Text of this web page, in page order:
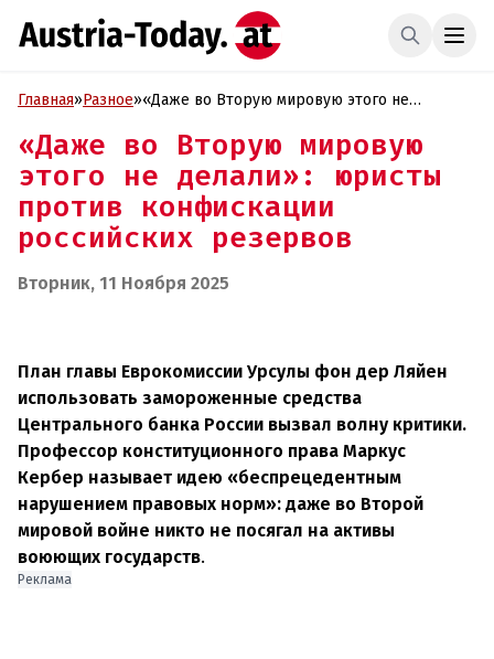
Главная»Разное»«Даже во Вторую мировую этого не
российских резервов
«Даже во Вторую мировую
этого не делали»: юристы
против конфискации
российских резервов
Вторник, 11 Ноября 2025
План главы Еврокомиссии Урсулы фон дер Ляйен
использовать замороженные средства
Центрального банка России вызвал волну критики.
Профессор конституционного права Маркус
Кербер называет идею «беспрецедентным
нарушением правовых норм»: даже во Второй
мировой войне никто не посягал на активы
воюющих государств.
Реклама